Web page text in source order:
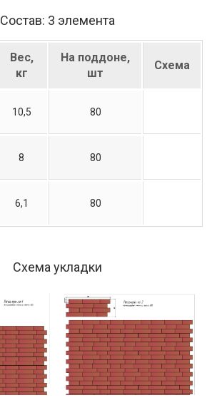
Состав: 3 элемента
Вес,
кг
На поддоне,
шт
Схема
10,5 80
8 80
6,1 80
Схема укладки